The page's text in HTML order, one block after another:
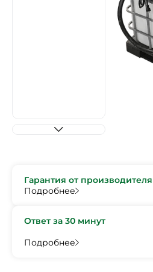
Гарантия от производителя
Подробнее
Ответ за 30 минут
Подробнее